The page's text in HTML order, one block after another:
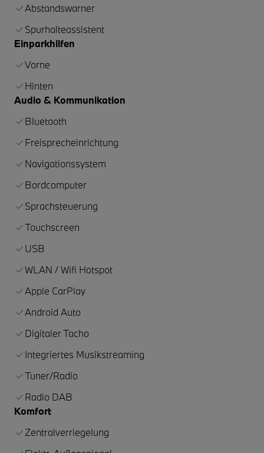
Abstandswarner
Spurhalteassistent
Einparkhilfen
Vorne
Hinten
Audio & Kommunikation
Bluetooth
Freisprecheinrichtung
Navigationssystem
Bordcomputer
Sprachsteuerung
Touchscreen
USB
WLAN / Wifi Hotspot
Apple CarPlay
Android Auto
Digitaler Tacho
Integriertes Musikstreaming
Tuner/Radio
Radio DAB
Komfort
Zentralverriegelung